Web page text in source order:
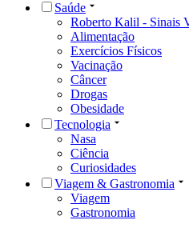
Saúde
Roberto Kalil - Sinais
Alimentação
Exercícios Físicos
Vacinação
Câncer
Drogas
Obesidade
Tecnologia
Nasa
Ciência
Curiosidades
Viagem & Gastronomia
Viagem
Gastronomia